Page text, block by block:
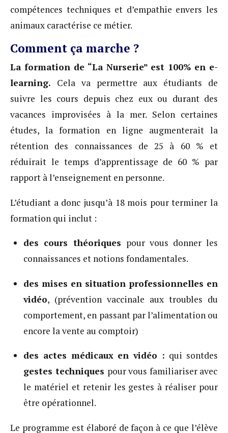
compétences techniques et d’empathie envers les
animaux caractérise ce métier.
Comment ça marche ?
La formation de “La Nurserie” est 100% en e-
learning. Cela va permettre aux étudiants de
suivre les cours depuis chez eux ou durant des
vacances improvisées à la mer. Selon certaines
études, la formation en ligne augmenterait la
rétention des connaissances de 25 à 60 % et
réduirait le temps d’apprentissage de 60 % par
rapport à l’enseignement en personne.
L’étudiant a donc jusqu’à 18 mois pour terminer la
formation qui inclut :
des cours théoriques pour vous donner les
connaissances et notions fondamentales.
des mises en situation professionnelles en
vidéo, (prévention vaccinale aux troubles du
comportement, en passant par l’alimentation ou
encore la vente au comptoir)
des actes médicaux en vidéo : qui sontdes
gestes techniques pour vous familiariser avec
le matériel et retenir les gestes à réaliser pour
être opérationnel.
Le programme est élaboré de façon à ce que l’élève